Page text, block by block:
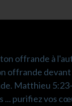
offrande à
offrande
Matthieu 5:23-
... purifiez vos